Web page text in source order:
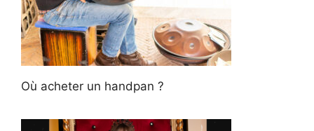
Où acheter un handpan ?